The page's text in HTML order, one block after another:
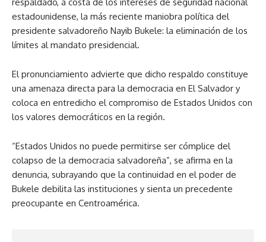
respaldado, a costa de los intereses de seguridad nacional
estadounidense, la más reciente maniobra política del
presidente salvadoreño Nayib Bukele: la eliminación de los
límites al mandato presidencial.
El pronunciamiento advierte que dicho respaldo constituye
una amenaza directa para la democracia en El Salvador y
coloca en entredicho el compromiso de Estados Unidos con
los valores democráticos en la región.
“Estados Unidos no puede permitirse ser cómplice del
colapso de la democracia salvadoreña”, se afirma en la
denuncia, subrayando que la continuidad en el poder de
Bukele debilita las instituciones y sienta un precedente
preocupante en Centroamérica.